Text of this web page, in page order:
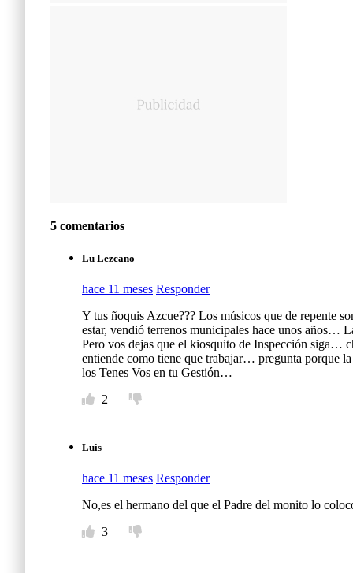
5 comentarios
Lu Lezcano
hace 11 meses Responder
Y tus ñoquis Azcue??? Los músicos que de repente
estar, vendió terrenos municipales hace unos años…
Pero vos dejas que el kiosquito de Inspección siga…
entiende como tiene que trabajar… pregunta porque
los Tenes Vos en tu Gestión…
2
Luis
hace 11 meses Responder
No,es el hermano del que el Padre del monito lo
3